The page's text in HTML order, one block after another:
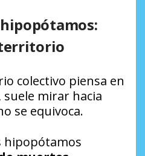
colectivo piensa en
mirar hacia
se equivoca.
hipopótamos